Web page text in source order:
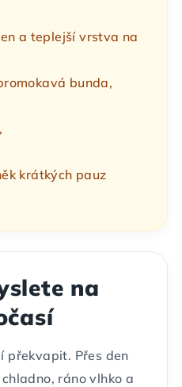
a teplejší vrstva na
bunda,
krátkých pauz
na
překvapit. Přes den
ráno vlhko a